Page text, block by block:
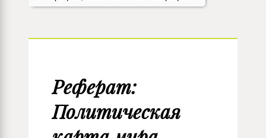
Реферат:
Политическая